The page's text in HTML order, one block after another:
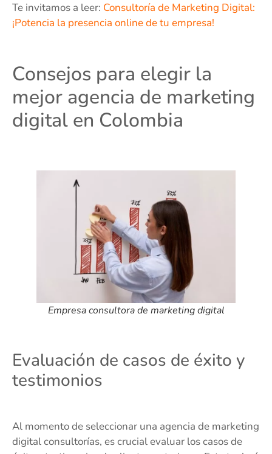
Te invitamos a leer: Consultoría de Marketing Digital:
¡Potencia la presencia online de tu empresa!
Consejos para elegir la
mejor agencia de marketing
digital en Colombia
Empresa consultora de marketing digital
Evaluación de casos de éxito y
testimonios
Al momento de seleccionar una agencia de marketing
digital consultorías, es crucial evaluar los casos de